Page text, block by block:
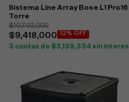
Sistema Line Array Bose L1 Pro16
Torre
$10,702,000
$9,418,000 12% OFF
3 cuotas de $3,139,334 sin interés